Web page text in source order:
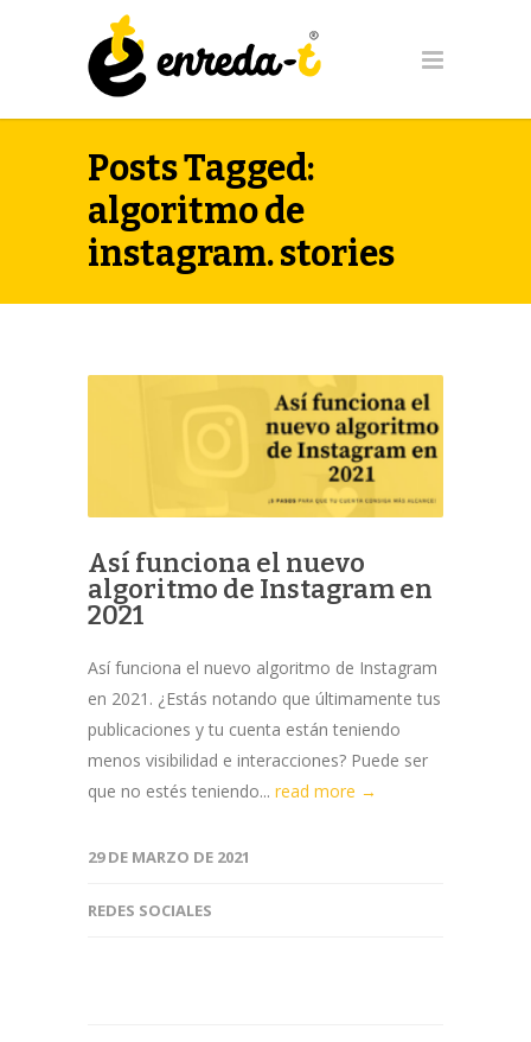
Posts Tagged:
algoritmo de
instagram. stories
Así funciona el nuevo
algoritmo de Instagram en
2021
Así funciona el nuevo algoritmo de Instagram
en 2021. ¿Estás notando que últimamente tus
publicaciones y tu cuenta están teniendo
menos visibilidad e interacciones? Puede ser
que no estés teniendo... read more →
29 DE MARZO DE 2021
REDES SOCIALES